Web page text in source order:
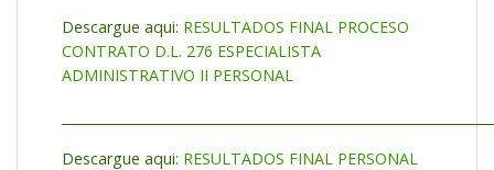
Descargue aqui: RESULTADOS FINAL PROCESO
CONTRATO D.L. 276 ESPECIALISTA
ADMINISTRATIVO II PERSONAL
Descargue aqui: RESULTADOS FINAL PERSONAL